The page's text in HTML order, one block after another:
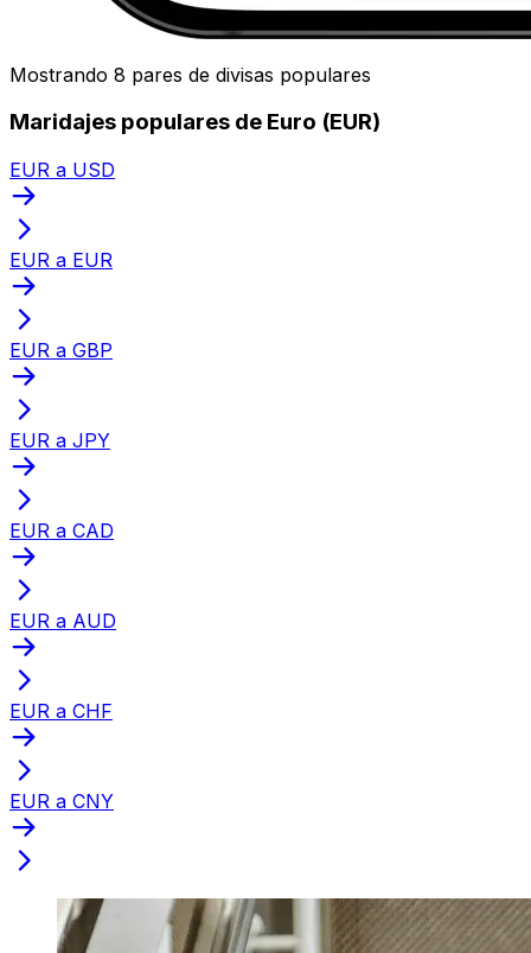
Mostrando 8 pares de divisas populares
Maridajes populares de Euro (EUR)
EUR a USD
EUR a EUR
EUR a GBP
EUR a JPY
EUR a CAD
EUR a AUD
EUR a CHF
EUR a CNY